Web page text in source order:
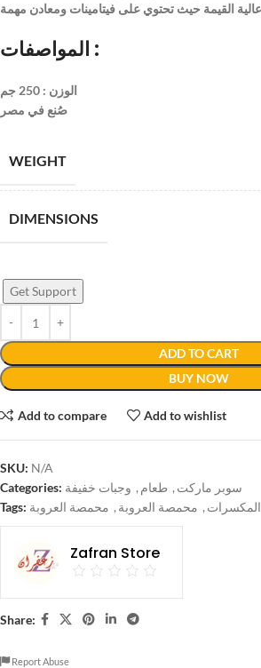
المواصفات :
الوزن : 250 جم
صُنع في مصر
WEIGHT
DIMENSIONS
ADD TO CART
BUY NOW
Get Support
Add to compare Add to wishlist
SKU: N/A
Categories:
سوبر ماركت , طعام , وجبات خفيفة
Tags:
المكسرات , محمصة العروبة , محمصة العروبة
Zafran Store
Share:
Report Abuse